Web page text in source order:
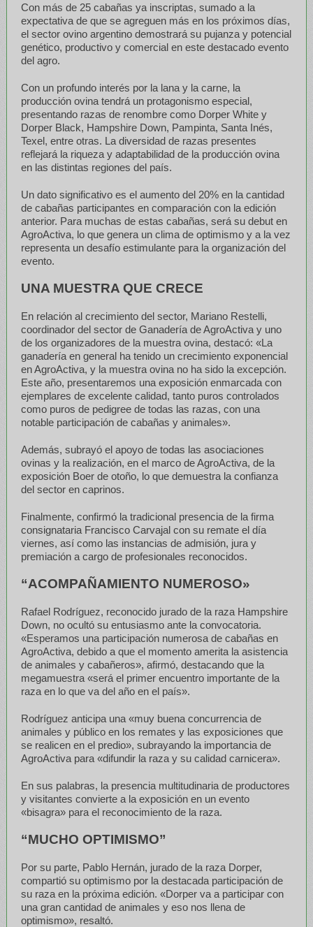
Con más de 25 cabañas ya inscriptas, sumado a la
expectativa de que se agreguen más en los próximos días,
el sector ovino argentino demostrará su pujanza y potencial
genético, productivo y comercial en este destacado evento
del agro.
Con un profundo interés por la lana y la carne, la
producción ovina tendrá un protagonismo especial,
presentando razas de renombre como Dorper White y
Dorper Black, Hampshire Down, Pampinta, Santa Inés,
Texel, entre otras. La diversidad de razas presentes
reflejará la riqueza y adaptabilidad de la producción ovina
en las distintas regiones del país.
Un dato significativo es el aumento del 20% en la cantidad
de cabañas participantes en comparación con la edición
anterior. Para muchas de estas cabañas, será su debut en
AgroActiva, lo que genera un clima de optimismo y a la vez
representa un desafío estimulante para la organización del
evento.
UNA MUESTRA QUE CRECE
En relación al crecimiento del sector, Mariano Restelli,
coordinador del sector de Ganadería de AgroActiva y uno
de los organizadores de la muestra ovina, destacó: «La
ganadería en general ha tenido un crecimiento exponencial
en AgroActiva, y la muestra ovina no ha sido la excepción.
Este año, presentaremos una exposición enmarcada con
ejemplares de excelente calidad, tanto puros controlados
como puros de pedigree de todas las razas, con una
notable participación de cabañas y animales».
Además, subrayó el apoyo de todas las asociaciones
ovinas y la realización, en el marco de AgroActiva, de la
exposición Boer de otoño, lo que demuestra la confianza
del sector en caprinos.
Finalmente, confirmó la tradicional presencia de la firma
consignataria Francisco Carvajal con su remate el día
viernes, así como las instancias de admisión, jura y
premiación a cargo de profesionales reconocidos.
“ACOMPAÑAMIENTO NUMEROSO»
Rafael Rodríguez, reconocido jurado de la raza Hampshire
Down, no ocultó su entusiasmo ante la convocatoria.
«Esperamos una participación numerosa de cabañas en
AgroActiva, debido a que el momento amerita la asistencia
de animales y cabañeros», afirmó, destacando que la
megamuestra «será el primer encuentro importante de la
raza en lo que va del año en el país».
Rodríguez anticipa una «muy buena concurrencia de
animales y público en los remates y las exposiciones que
se realicen en el predio», subrayando la importancia de
AgroActiva para «difundir la raza y su calidad carnicera».
En sus palabras, la presencia multitudinaria de productores
y visitantes convierte a la exposición en un evento
«bisagra» para el reconocimiento de la raza.
“MUCHO OPTIMISMO”
Por su parte, Pablo Hernán, jurado de la raza Dorper,
compartió su optimismo por la destacada participación de
su raza en la próxima edición. «Dorper va a participar con
una gran cantidad de animales y eso nos llena de
optimismo», resaltó.